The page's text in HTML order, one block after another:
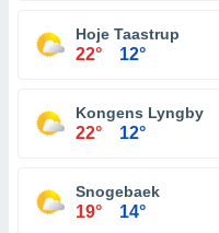
Hoje Taastrup
22° 12°
Kongens Lyngby
22° 12°
Snogebaek
19° 14°